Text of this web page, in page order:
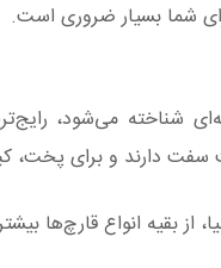
شما بسیار ضروری است.
شناخته می‌شود،
سفت دارند و برای
از بقیه انواع قارچ‌ها